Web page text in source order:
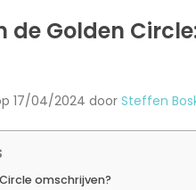
de Golden
17/04/2024 door Steffen
omschrijven?